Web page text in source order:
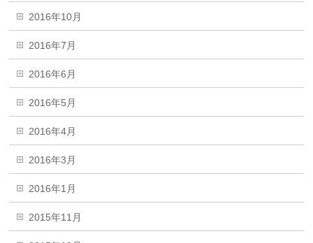
2016年10月
2016年7月
2016年6月
2016年5月
2016年4月
2016年3月
2016年1月
2015年11月